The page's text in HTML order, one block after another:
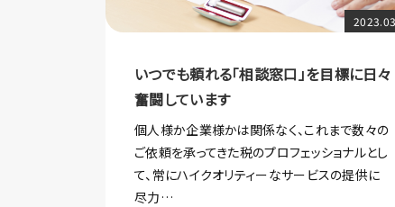
いつでも頼れる「相談窓口」を目標に日々
奮闘しています
個人様か企業様かは関係なく、これまで数々の
ご依頼を承ってきた税のプロフェッショナルとし
て、常にハイクオリティーなサービスの提供に
尽力…